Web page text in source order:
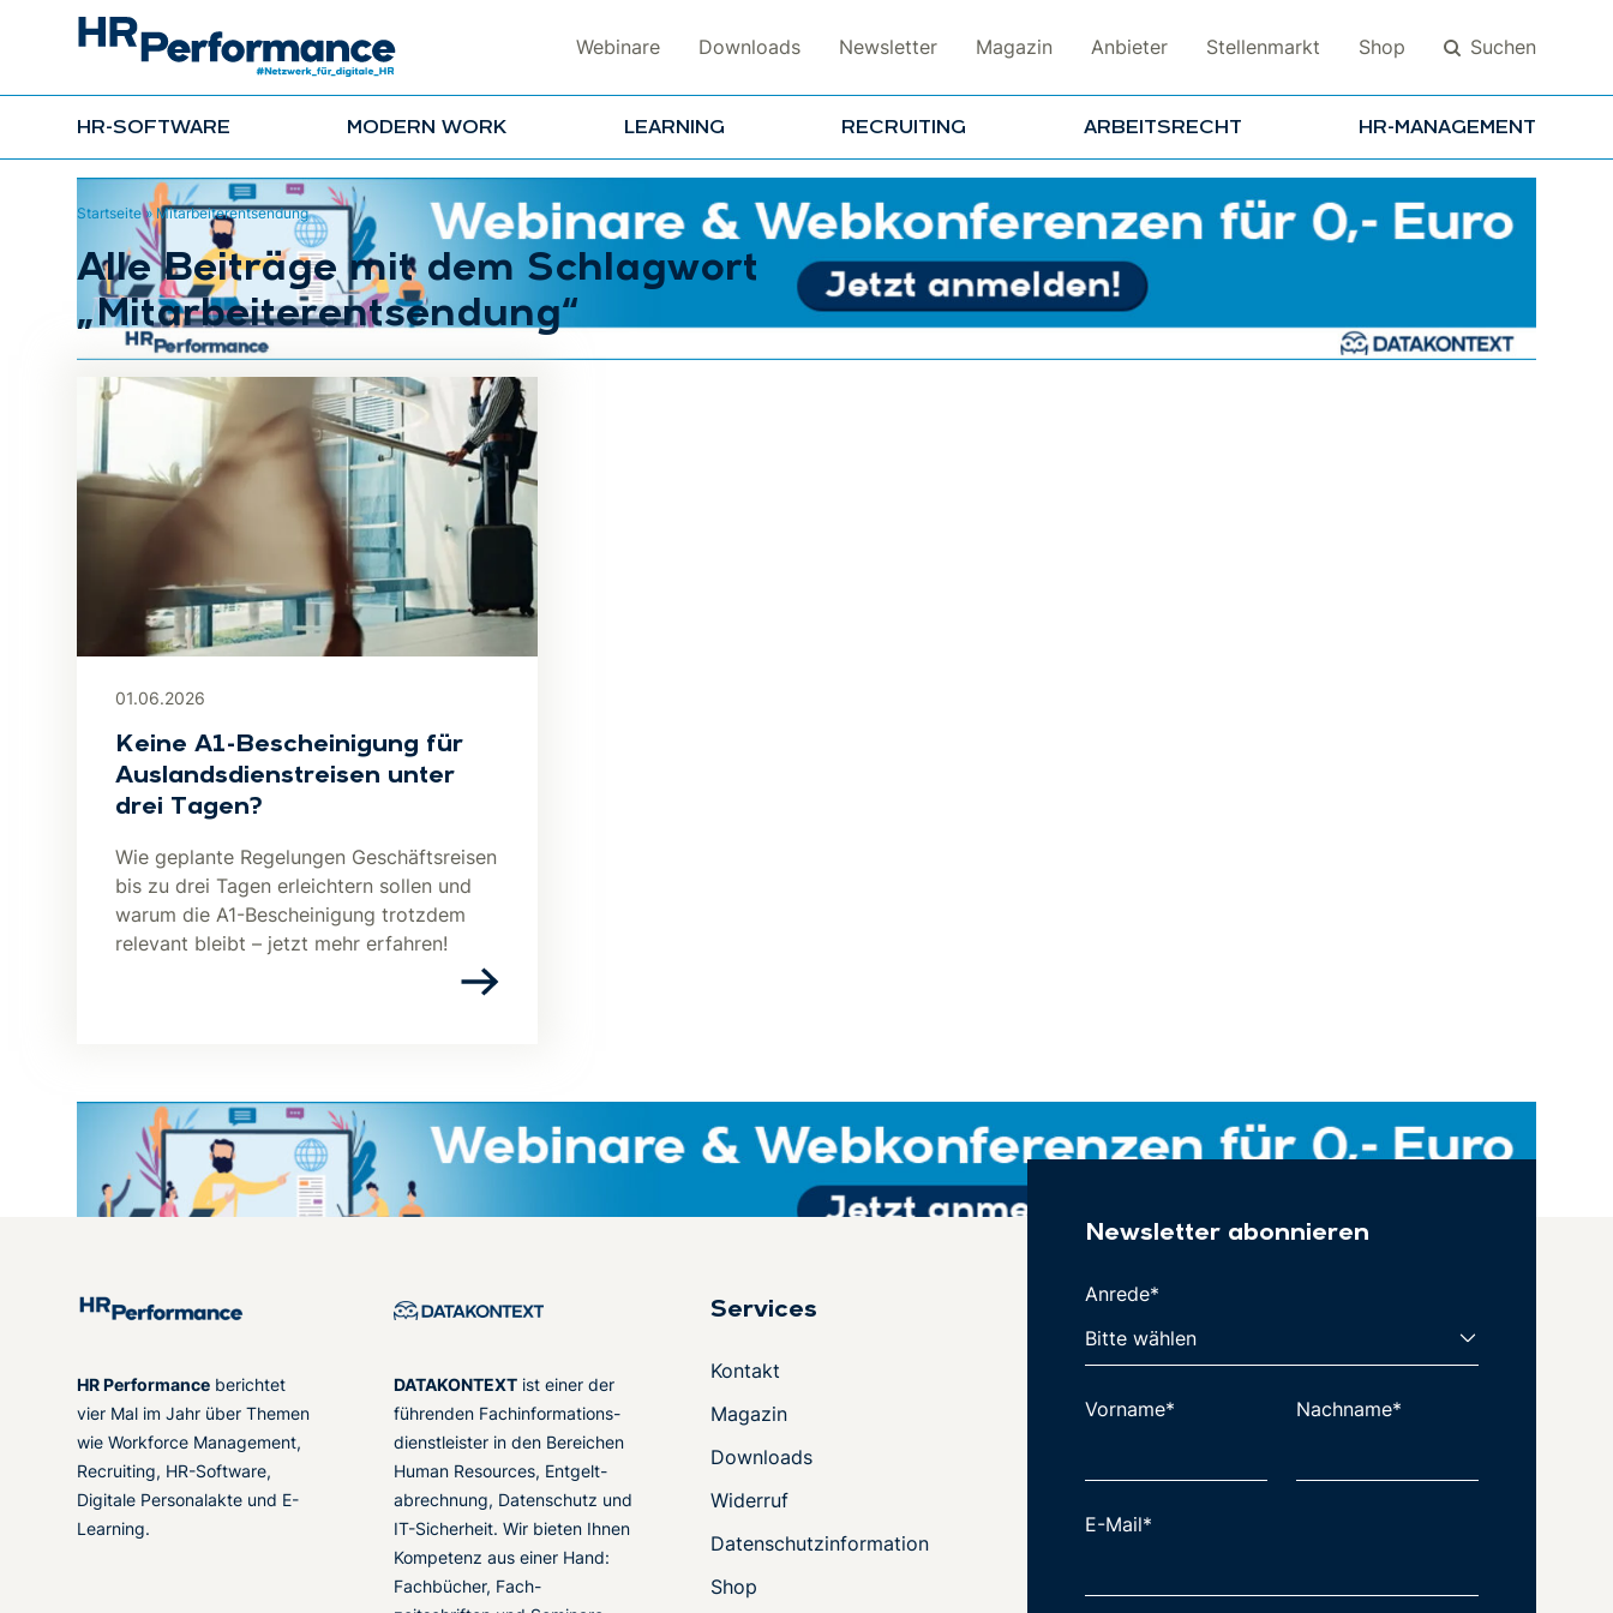
Webinare Downloads Newsletter Magazin Anbieter Stellenmarkt Shop Suchen
HR-SOFTWARE MODERN WORK LEARNING RECRUITING ARBEITSRECHT HR-MANAGEMENT
Suchen
Startseite»Mitarbeiterentsendung
Alle Beiträge mit dem Schlagwort
„Mitarbeiterentsendung“
01.06.2026
Keine A1-Be­schei­ni­gung für
Aus­lands­dienst­rei­sen unter
drei Tagen?
Wie geplante Regelungen Geschäftsreisen
bis zu drei Tagen erleichtern sollen und
warum die A1-Bescheinigung trotzdem
relevant bleibt – jetzt mehr erfahren!
HR Performance berichtet
vier Mal im Jahr über Themen
wie Workforce Management,
Recruiting, HR-Software,
Digitale Personalakte und E-
Learning.
DATAKONTEXT ist einer der
führenden Fachinformations-
dienstleister in den Bereichen
Human Resources, Entgelt-
abrechnung, Datenschutz und
IT-Sicherheit. Wir bieten Ihnen
Kompetenz aus einer Hand:
Fachbücher, Fach-
Services
Kontakt
Magazin
Downloads
Widerruf
Datenschutzinformation
Shop
Newsletter abonnieren
Anrede*
Vorname* Nachname*
E-Mail*